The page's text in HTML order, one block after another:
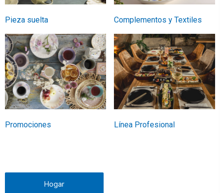
Pieza suelta Complementos y Textiles
Promociones Línea Profesional
Hogar